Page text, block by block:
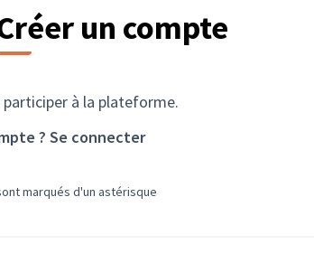
un compte
à la plateforme.
? Se connecter
marqués d'un astérisque